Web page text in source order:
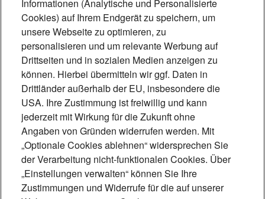
Der Wirtschaftswissenschaftler und
Klimaexperte David Nelles ist überzeugt:
In Sachen Klimaschutz ist die
Menschheit auf dem richtigen Weg. Sie
nimmt ihre stillen Erfolge allerdings zu
wenig wahr. Ein Interview über
strategischen Optimismus und die
nächsten entscheidenden Schritte im
Klimaschutz.
5 Min.
Informationen (Analytische und Personalisierte
Cookies) auf Ihrem Endgerät zu speichern, um
unsere Webseite zu optimieren, zu
personalisieren und um relevante Werbung auf
Drittseiten und in sozialen Medien anzeigen zu
können. Hierbei übermitteln wir ggf. Daten in
Drittländer außerhalb der EU, insbesondere die
USA. Ihre Zustimmung ist freiwillig und kann
jederzeit mit Wirkung für die Zukunft ohne
Angaben von Gründen widerrufen werden. Mit
„Optionale Cookies ablehnen“ widersprechen Sie
der Verarbeitung nicht-funktionalen Cookies. Über
„Einstellungen verwalten“ können Sie Ihre
Zustimmungen und Widerrufe für die auf unserer